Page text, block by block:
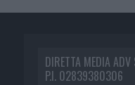
DIRETTA MEDIA ADV
P.I. 02839380306